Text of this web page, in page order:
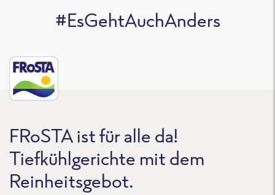
#EsGehtAuchAnders
FRoSTA ist für alle da!
Tiefkühlgerichte mit dem
Reinheitsgebot.